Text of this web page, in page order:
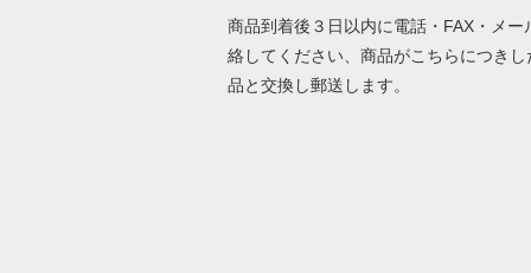
商品到着後３日以内に電話・FAX・メー
絡してください、商品がこちらにつきし
品と交換し郵送します。